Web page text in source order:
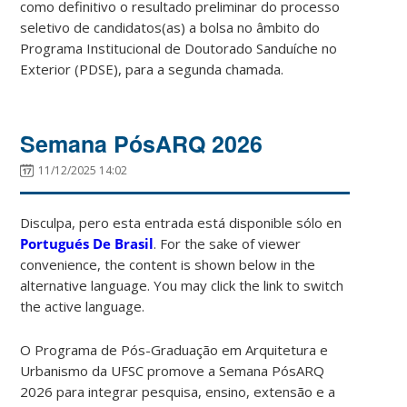
como definitivo o resultado preliminar do processo
seletivo de candidatos(as) a bolsa no âmbito do
Programa Institucional de Doutorado Sanduíche no
Exterior (PDSE), para a segunda chamada.
Semana PósARQ 2026
11/12/2025 14:02
Disculpa, pero esta entrada está disponible sólo en
Portugués De Brasil. For the sake of viewer
convenience, the content is shown below in the
alternative language. You may click the link to switch
the active language.
O Programa de Pós-Graduação em Arquitetura e
Urbanismo da UFSC promove a Semana PósARQ
2026 para integrar pesquisa, ensino, extensão e a